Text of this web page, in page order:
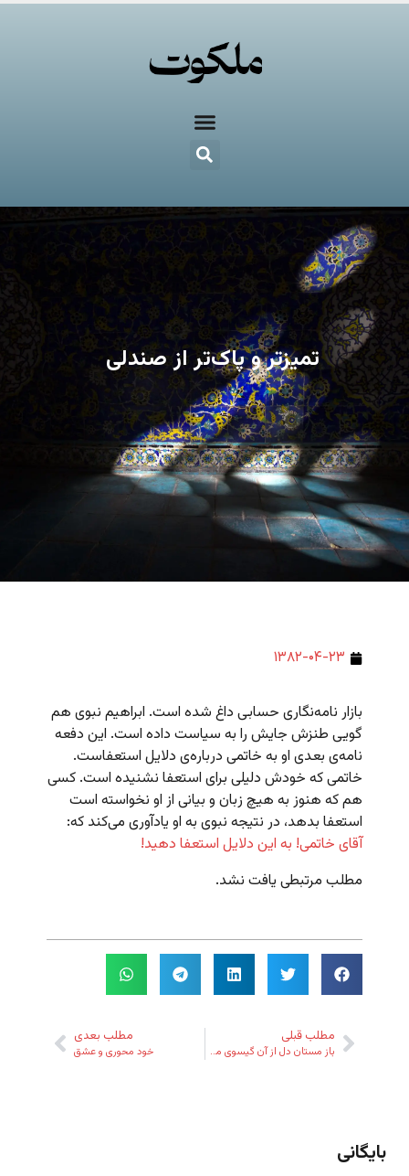
تمیزتر و پاک‌تر از صندلی
۱۳۸۲-۰۴-۲۳
بازار نامه‌نگاری حسابی داغ شده است. ابراهیم نبوی هم
گویی طنزش جایش را به سیاست داده است. این دفعه
نامه‌ی بعدی او به خاتمی درباره‌ی دلایل استعفاست.
خاتمی که خودش دلیلی برای استعفا نشنیده است. کسی
هم که هنوز به هیچ زبان و بیانی از او نخواسته است
استعفا بدهد، در نتیجه نبوی به او یادآوری می‌کند که:
آقای خاتمی! به این دلایل استعفا دهید!
مطلب مرتبطی یافت نشد.
مطلب قبلی
باز مستان دل از آن گیسوی مشکین حافظ
مطلب بعدی
خود محوری و عشق
بایگانی